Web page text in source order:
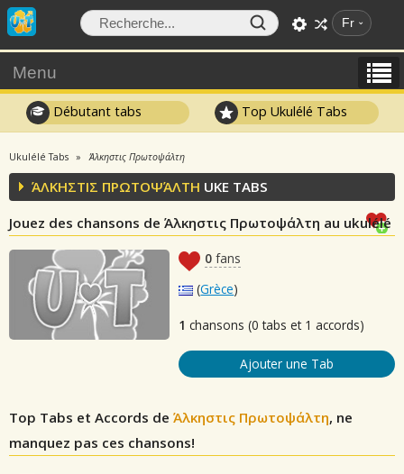
Fr
Menu
Débutant tabs Top Ukulélé Tabs
Ukulélé Tabs Άλκηστις Πρωτοψάλτη
ΆΛΚΗΣΤΙΣ ΠΡΩΤΟΨΆΛΤΗ UKE TABS
Jouez des chansons de Άλκηστις Πρωτοψάλτη au ukulélé
0 fans
(Grèce)
1 chansons (0 tabs et 1 accords)
Ajouter une Tab
Top Tabs et Accords de Άλκηστις Πρωτοψάλτη, ne
manquez pas ces chansons!